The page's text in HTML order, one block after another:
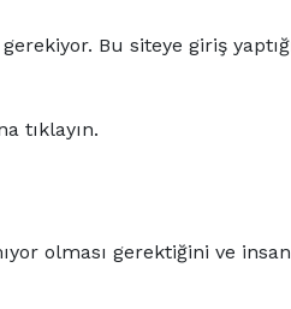
Bu siteye giriş
tıklayın.
olması gerektiğini ve